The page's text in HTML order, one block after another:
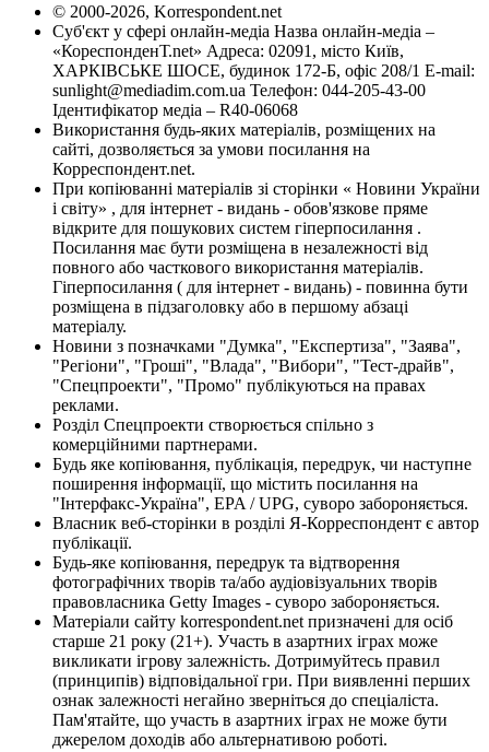
© 2000-2026, Korrespondent.net
Суб'єкт у сфері онлайн-медіа Назва онлайн-медіа –
«КореспонденТ.net» Адреса: 02091, місто Київ,
ХАРКІВСЬКЕ ШОСЕ, будинок 172-Б, офіс 208/1 E-mail:
sunlight@mediadim.com.ua Телефон: 044-205-43-00
Ідентифікатор медіа – R40-06068
Використання будь-яких матеріалів, розміщених на
сайті, дозволяється за умови посилання на
Корреспондент.net.
При копіюванні матеріалів зі сторінки « Новини України
і світу» , для інтернет - видань - обов'язкове пряме
відкрите для пошукових систем гіперпосилання .
Посилання має бути розміщена в незалежності від
повного або часткового використання матеріалів.
Гіперпосилання ( для інтернет - видань) - повинна бути
розміщена в підзаголовку або в першому абзаці
матеріалу.
Новини з позначками "Думка", "Експертиза", "Заява",
"Регіони", "Гроші", "Влада", "Вибори", "Тест-драйв",
"Спецпроекти", "Промо" публікуються на правах
реклами.
Розділ Спецпроекти створюється спільно з
комерційними партнерами.
Будь яке копіювання, публікація, передрук, чи наступне
поширення інформації, що містить посилання на
"Інтерфакс-Україна", EPA / UPG, суворо забороняється.
Власник веб-сторінки в розділі Я-Корреспондент є автор
публікації.
Будь-яке копіювання, передрук та відтворення
фотографічних творів та/або аудіовізуальних творів
правовласника Getty Images - суворо забороняється.
Матеріали сайту korrespondent.net призначені для осіб
старше 21 року (21+). Участь в азартних іграх може
викликати ігрову залежність. Дотримуйтесь правил
(принципів) відповідальної гри. При виявленні перших
ознак залежності негайно зверніться до спеціаліста.
Пам'ятайте, що участь в азартних іграх не може бути
джерелом доходів або альтернативою роботі.